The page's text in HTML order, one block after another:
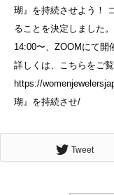
瑚』を持続させよう！
ることを決定しました
14:00〜、ZOOMにて開
詳しくは、こちらをご覧
https://
瑚』を持続させ/
Tweet